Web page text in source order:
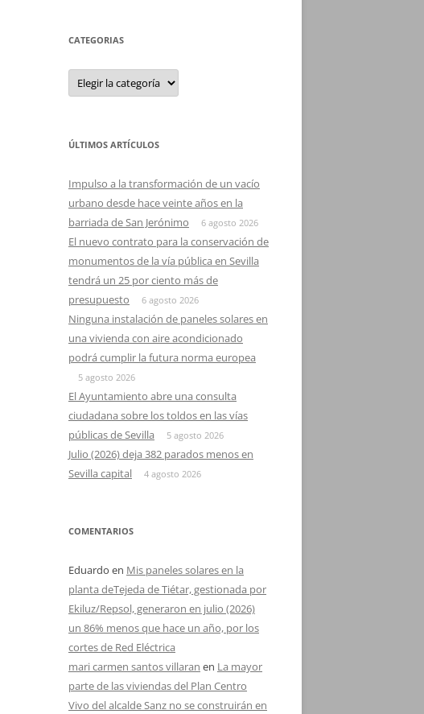
CATEGORIAS
Categorias
ÚLTIMOS ARTÍCULOS
Impulso a la transformación de un vacío
urbano desde hace veinte años en la
barriada de San Jerónimo
6 agosto 2026
El nuevo contrato para la conservación de
monumentos de la vía pública en Sevilla
tendrá un 25 por ciento más de
presupuesto
6 agosto 2026
Ninguna instalación de paneles solares en
una vivienda con aire acondicionado
podrá cumplir la futura norma europea
5 agosto 2026
El Ayuntamiento abre una consulta
ciudadana sobre los toldos en las vías
públicas de Sevilla
5 agosto 2026
Julio (2026) deja 382 parados menos en
Sevilla capital
4 agosto 2026
COMENTARIOS
Eduardo en Mis paneles solares en la
planta deTejeda de Tiétar, gestionada por
Ekiluz/Repsol, generaron en julio (2026)
un 86% menos que hace un año, por los
cortes de Red Eléctrica
mari carmen santos villaran en La mayor
parte de las viviendas del Plan Centro
Vivo del alcalde Sanz no se construirán en